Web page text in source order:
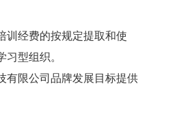
经费的按规定提取和使
型组织。
限公司品牌发展目标提供